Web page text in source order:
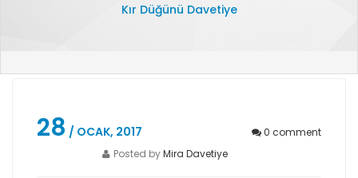
Kır Düğünü Davetiye
28 / OCAK, 2017 0 comment
Posted byMira Davetiye